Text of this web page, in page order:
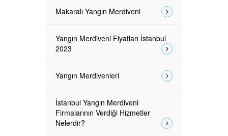
Makaralı Yangın Merdiveni
Yangın Merdiveni Fiyatları İstanbul
2023
Yangın Merdivenleri
İstanbul Yangın Merdiveni
Firmalarının Verdiği Hizmetler
Nelerdir?